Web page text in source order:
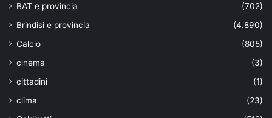
BAT e provincia
(702)
Brindisi e provincia
(4.890)
Calcio
(805)
cinema
(3)
cittadini
(1)
clima
(23)